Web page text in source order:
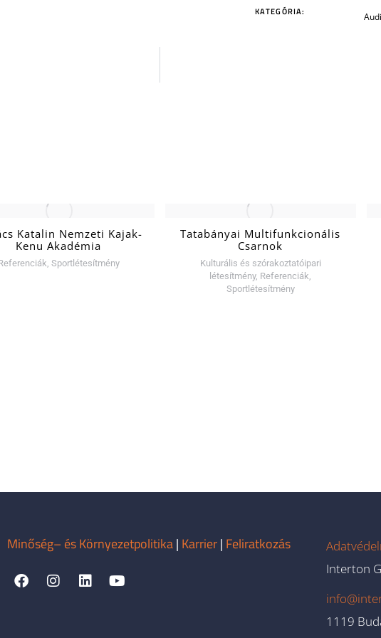
KATEGÓRIA:
Katalin Nemzeti Kajak-
Kenu Akadémia
Sportlétesítmény
Tatabányai Multifunkcionális
Csarnok
Kulturális és szórakoztatóipari
létesítmény, Referenciák
Sportlétesítmény
Minőség– és Környezetpolitika| Karrier| Feliratkozás
Interton
1119